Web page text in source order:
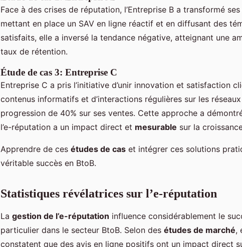
Face à des crises de réputation, l’Entreprise B a transformé
mettant en place un SAV en ligne réactif et en diffusant des
satisfaits, elle a inversé la tendance négative, atteignant une
taux de rétention.
Étude de cas 3: Entreprise C
Entreprise C a pris l’initiative d’unir innovation et satisfaction
contenus informatifs et d’interactions régulières sur les
progression de 40% sur ses ventes. Cette approche a
l’e-réputation a un impact direct et mesurable sur la
Apprendre de ces études de cas et intégrer ces solutions
véritable succès en BtoB.
Statistiques révélatrices sur l’e-réputation
La gestion de l’e-réputation influence considérablement le
particulier dans le secteur BtoB. Selon des études de marché,
constatent que des avis en ligne positifs ont un impact direct